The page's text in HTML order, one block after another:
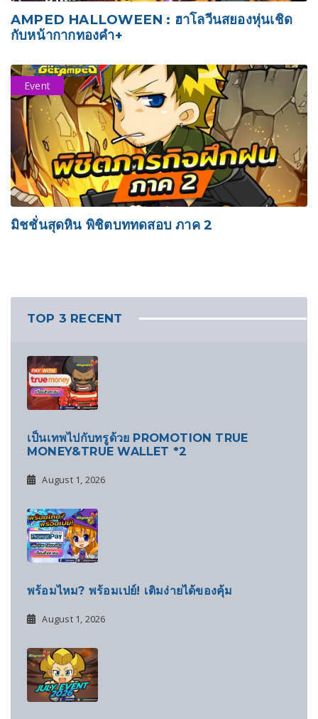
AMPED HALLOWEEN : ฮาโลวีนสยองหุ่นเชิด
กับหน้ากากทองคำ+
Event
มิชชั่นสุดหิน พิชิตบททดสอบ ภาค 2
TOP 3 RECENT
เป็นเทพไปกับทรูด้วย PROMOTION TRUE
MONEY&TRUE WALLET *2
August 1, 2026
พร้อมไหม? พร้อมเปย์! เติมง่ายได้ของคุ้ม
August 1, 2026